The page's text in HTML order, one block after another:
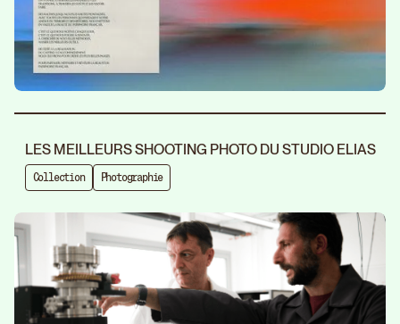
LES MEILLEURS SHOOTING PHOTO DU STUDIO ELIAS
Collection Photographie